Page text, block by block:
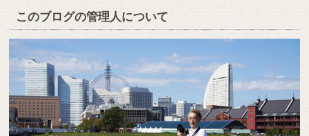
このブログの管理人について